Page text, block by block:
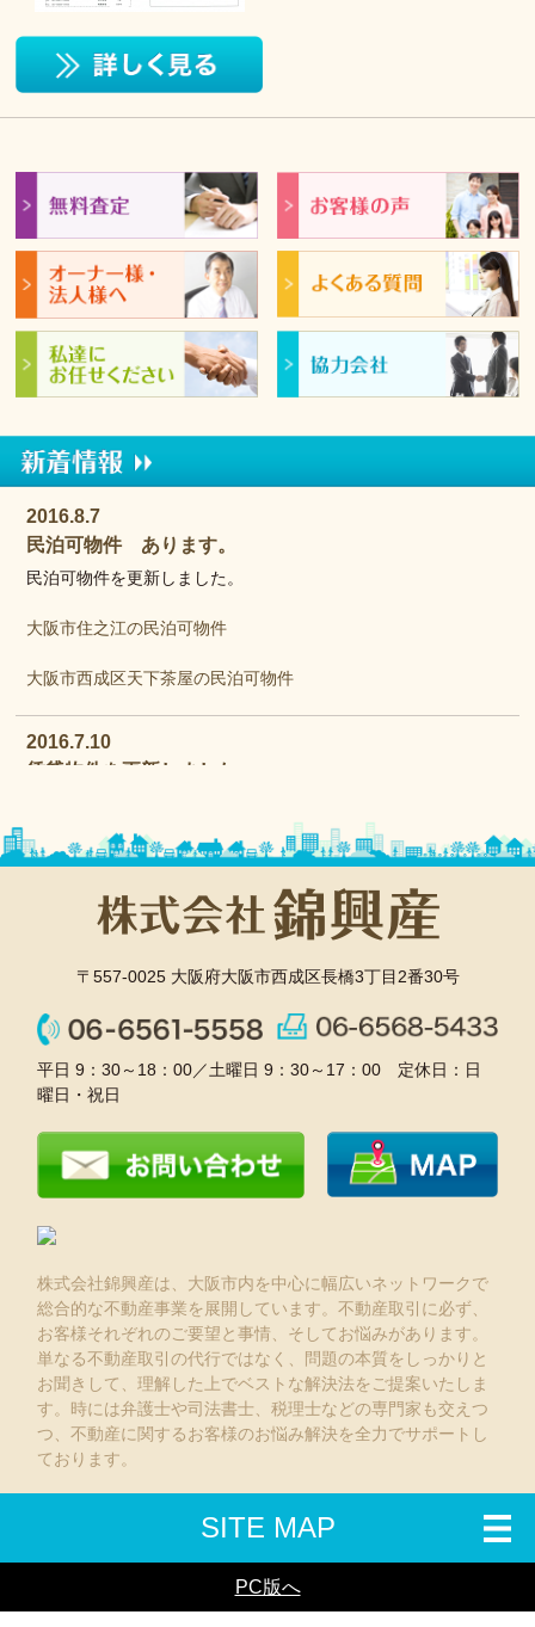
2016.8.7
民泊可物件 あります。
民泊可物件を更新しました。
大阪市住之江の民泊可物件
大阪市西成区天下茶屋の民泊可物件
2016.7.10
賃貸物件を更新しました。
詳しくは以下をクリックしてください。
賃貸集合住宅
2016.3.26
貸店舗更新しました。 近鉄南大阪線針中野駅徒歩約6
2016.3.25
売店舗付住宅 大阪市西成区鶴見橋を更新しました。
2016.3.24
大阪市西成区 貸家 更新しました。
2016.1.27
大阪市西成区の貸店舗を追加しました。
地下鉄四つ橋線花園町駅徒歩5分です。
〒557-0025 大阪府大阪市西成区長橋3丁目2番30号
平日 9：30～18：00／土曜日 9：30～17：00 定休日：日
曜日・祝日
株式会社錦興産は、大阪市内を中心に幅広いネットワークで
総合的な不動産事業を展開しています。不動産取引に必ず、
お客様それぞれのご要望と事情、そしてお悩みがあります。
単なる不動産取引の代行ではなく、問題の本質をしっかりと
お聞きして、理解した上でベストな解決法をご提案いたしま
す。時には弁護士や司法書士、税理士などの専門家も交えつ
つ、不動産に関するお客様のお悩み解決を全力でサポートし
ております。
SITE MAP
PC版へ